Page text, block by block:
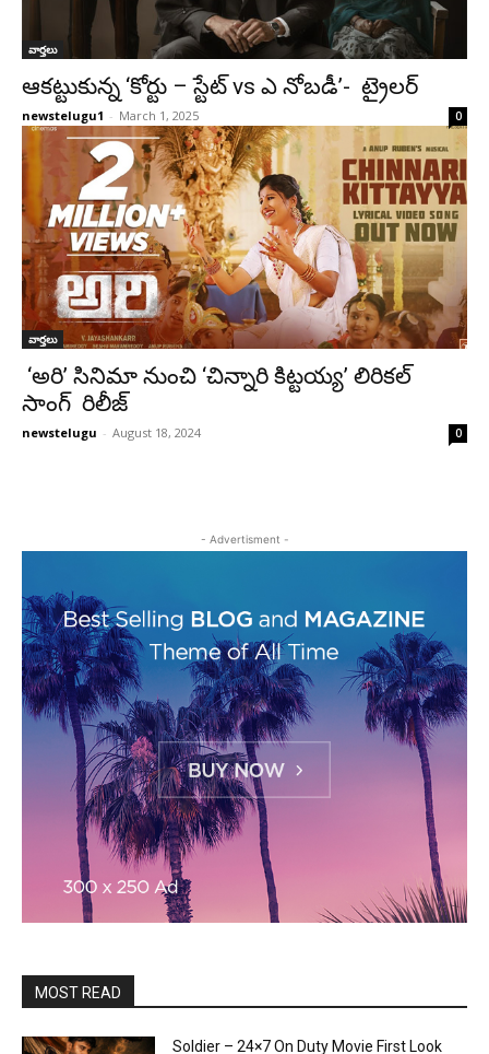
వార్తలు
ఆకట్టుకున్న ‘కోర్టు – స్టేట్ vs ఎ నోబడీ’- ట్రైలర్
newstelugu1 - March 1, 2025 0
వార్తలు
‘అరి’ సినిమా నుంచి ‘చిన్నారి కిట్టయ్య’ లిరికల్
సాంగ్ రిలీజ్
newstelugu - August 18, 2024 0
- Advertisment -
MOST READ
Soldier – 24×7 On Duty Movie First Look